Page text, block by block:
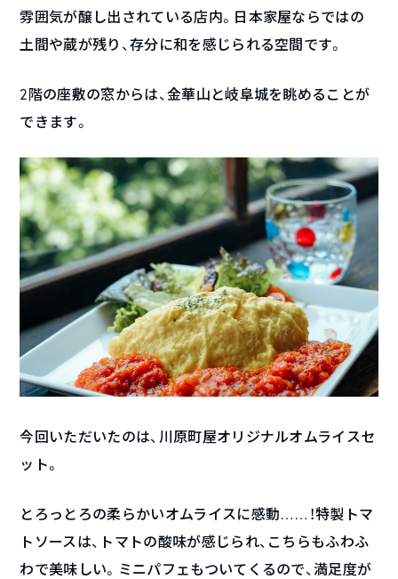
雰囲気が醸し出されている店内。日本家屋ならではの
土間や蔵が残り、存分に和を感じられる空間です。
2階の座敷の窓からは、金華山と岐阜城を眺めることが
できます。
今回いただいたのは、川原町屋オリジナルオムライスセ
ット。
とろっとろの柔らかいオムライスに感動……！特製トマ
トソースは、トマトの酸味が感じられ、こちらもふわふ
わで美味しい。ミニパフェもついてくるので、満足度が